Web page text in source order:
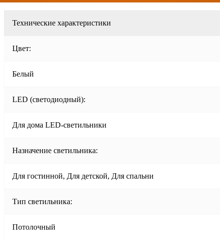
Технические характеристики
Цвет:
Белый
LED (светодиодный):
Для дома LED-светильники
Назначение светильника:
Для гостинной, Для детской, Для спальни
Тип светильника:
Потолочный